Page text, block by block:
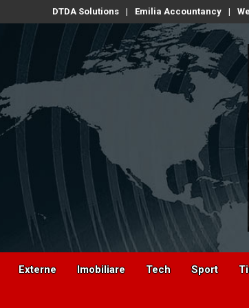
DTDA Solutions Emilia Accountancy
Externe Imobiliare Tech Sport